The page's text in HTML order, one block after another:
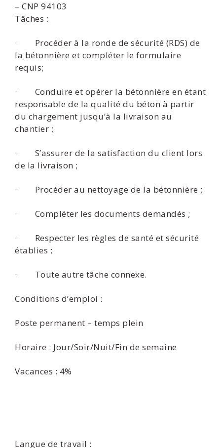
– CNP 94103
Tâches :
· Procéder à la ronde de sécurité (RDS) de
la bétonnière et compléter le formulaire
requis;
· Conduire et opérer la bétonnière en étant
responsable de la qualité du béton à partir
du chargement jusqu’à la livraison au
chantier ;
· S’assurer de la satisfaction du client lors
de la livraison ;
· Procéder au nettoyage de la bétonnière ;
· Compléter les documents demandés ;
· Respecter les règles de santé et sécurité
établies ;
· Toute autre tâche connexe.
Conditions d’emploi :
Poste permanent – temps plein
Horaire : Jour/Soir/Nuit/Fin de semaine
Vacances : 4%
Langue de travail :